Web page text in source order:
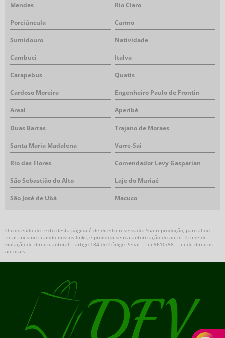
Mendes Rio Claro
Porciúncula Carmo
Sumidouro Natividade
Cambuci Italva
Carapebus Quatis
Cardoso Moreira Engenheiro Paulo de Frontin
Areal Aperibé
Duas Barras Trajano de Moraes
Santa Maria Madalena Varre-Sai
Rio das Flores Comendador Levy Gasparian
São Sebastião do Alto Laje do Muriaé
São José de Ubá Macuco
O conteúdo do texto desta página é de direito reservado. Sua reprodução, parcial ou
total, mesmo citando nossos links, é proibida sem a autorização do autor. Crime de
violação de direito autoral – artigo 184 do Código Penal – Lei 9610/98 - Lei de direitos
autorais.